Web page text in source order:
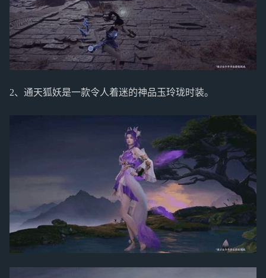
2、通天狐妖是一款令人着迷的神品玉玲珑时装。